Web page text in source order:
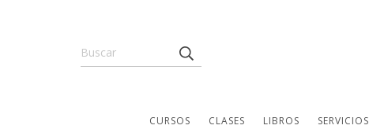
CURSOS CLASES LIBROS SERVICIOS